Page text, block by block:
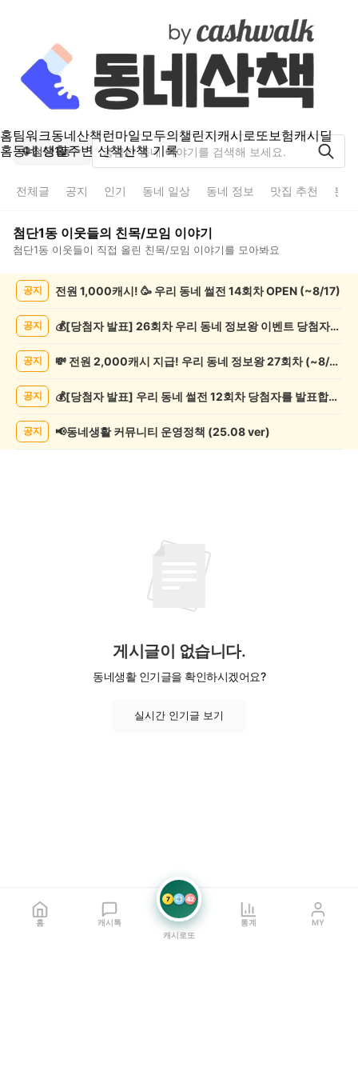
홈팀워크동네산책런마일모두의챌린지캐시로또보험캐시딜
홈동네 생활주변 산책산책 기록
첨단1동
전체글 공지 인기 동네 일상 동네 정보 맛집 추천 분
첨단1동 이웃들의 친목/모임 이야기
첨단1동 이웃들이 직접 올린 친목/모임 이야기를 모아봐요
목/
목
공지 전원 1,000캐시! 🥳 우리 동네 썰전 14회차 OPEN (~8/17)
공지 💰[당첨자 발표] 26회차 우리 동네 정보왕 이벤트 당첨자를 발표합니다!
공지 💸 전원 2,000캐시 지급! 우리 동네 정보왕 27회차 (~8/10)
공지 💰[당첨자 발표] 우리 동네 썰전 12회차 당첨자를 발표합니다!
공지 📢동네생활 커뮤니티 운영정책 (25.08 ver)
게시글이 없습니다.
동네생활 인기글을 확인하시겠어요?
실시간 인기글 보기
홈 캐시톡
7 21 42
캐시로또
통계 MY